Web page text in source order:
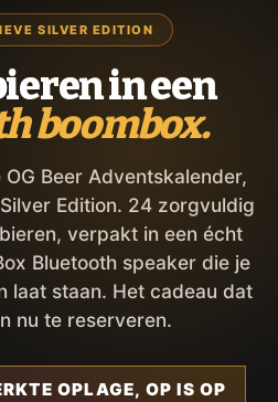
SILVER EDITION
in een
boombox.
Beer Adventskalender,
Edition. 24 zorgvuldig
verpakt in een écht
Bluetooth speaker die je
laat staan. Het cadeau dat
nu te reserveren.
OPLAGE, OP IS OP